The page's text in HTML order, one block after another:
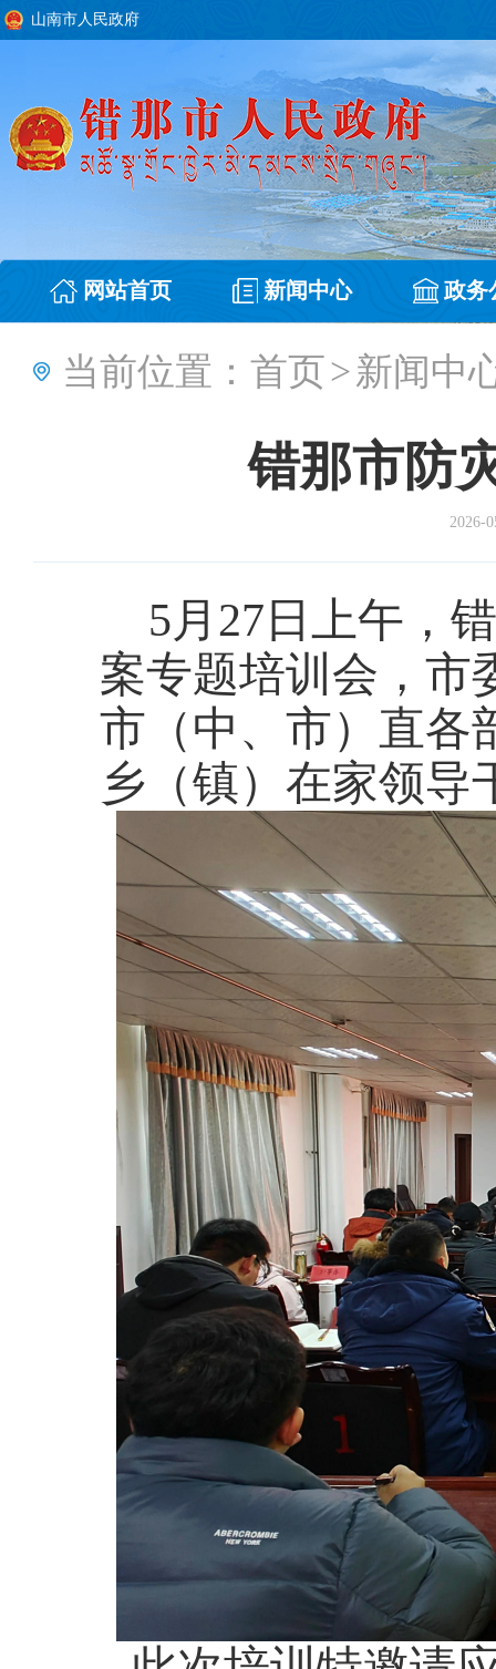
山南市人民政府
网站首页 新闻中心 政务
当前位置： 首页>新闻中
错那市防
2026-
5月27日上午，
案专题培训会，市
市（中、市）直各
乡（镇）在家领导